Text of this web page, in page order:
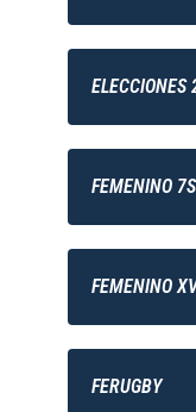
ELECCIONES
FEMENINO 7S
FEMENINO
FERUGBY